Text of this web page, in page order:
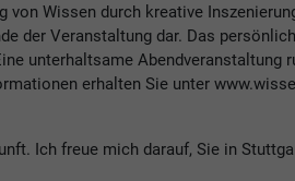
von Wissen durch kreative
der Veranstaltung dar. Das
unterhaltsame Abendveranstaltung
erhalten Sie unter
Ich freue mich darauf, Sie in